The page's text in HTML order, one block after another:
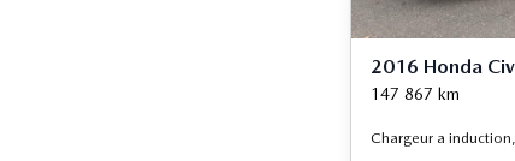
2016 Honda
147 867 km
Chargeur a